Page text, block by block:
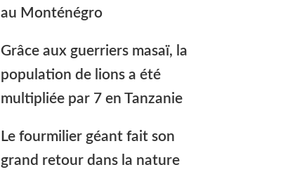
au Monténégro
Grâce aux guerriers masaï, la
population de lions a été
multipliée par 7 en Tanzanie
Le fourmilier géant fait son
grand retour dans la nature